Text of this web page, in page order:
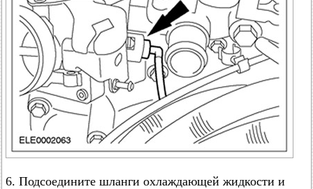
6. Подсоедините шланги охлаждающей жидкости и